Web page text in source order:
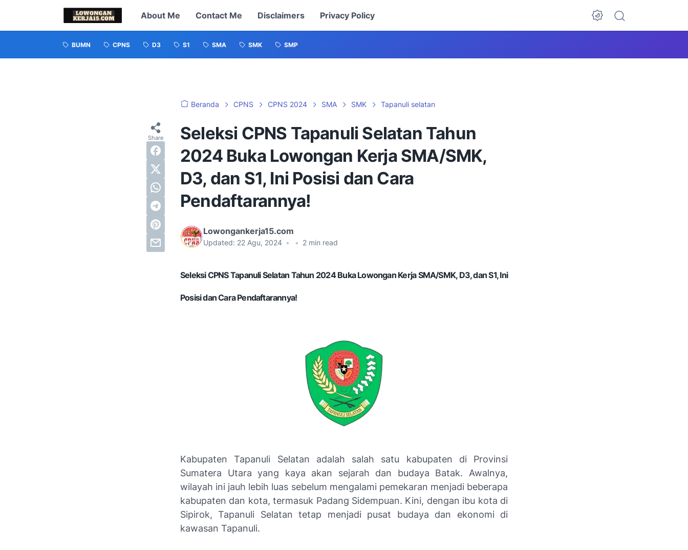
About Me Contact Me Disclaimers Privacy Policy
BUMN CPNS D3 S1 SMA SMK SMP
Beranda CPNS CPNS 2024 SMA SMK Tapanuli selatan
Seleksi CPNS Tapanuli Selatan Tahun
2024 Buka Lowongan Kerja SMA/SMK,
D3, dan S1, Ini Posisi dan Cara
Pendaftarannya!
Lowongankerja15.com
Updated: 22 Agu, 2024 • • 2 min read
Seleksi CPNS Tapanuli Selatan Tahun 2024 Buka Lowongan Kerja SMA/SMK, D3, dan S1, Ini
Posisi dan Cara Pendaftarannya!
Kabupaten Tapanuli Selatan adalah salah satu kabupaten di Provinsi
Sumatera Utara yang kaya akan sejarah dan budaya Batak. Awalnya,
wilayah ini jauh lebih luas sebelum mengalami pemekaran menjadi beberapa
kabupaten dan kota, termasuk Padang Sidempuan. Kini, dengan ibu kota di
Sipirok, Tapanuli Selatan tetap menjadi pusat budaya dan ekonomi di
kawasan Tapanuli.